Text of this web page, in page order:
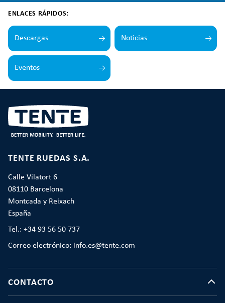
ENLACES RÁPIDOS:
Descargas Noticias
Eventos
TENTE RUEDAS S.A.
Calle Vilatort 6
08110 Barcelona
Montcada y Reixach
España
Tel.: +34 93 56 50 737
Correo electrónico: info.es@tente.com
CONTACTO